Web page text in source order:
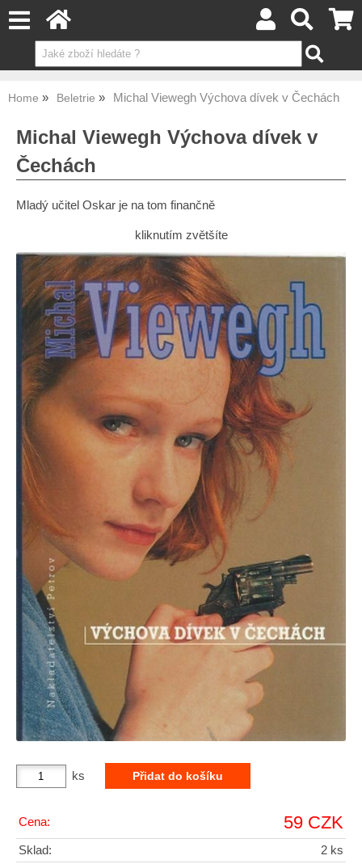
Home Beletrie Michal Viewegh Výchova dívek v Čechách
Michal Viewegh Výchova dívek v
Čechách
Mladý učitel Oskar je na tom finančně
kliknutím zvětšíte
ks
Cena: 59 CZK
Sklad: 2 ks